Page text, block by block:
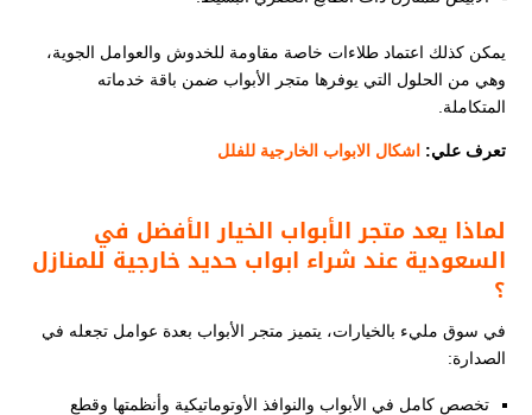
يمكن كذلك اعتماد طلاءات خاصة مقاومة للخدوش والعوامل الجوية،
وهي من الحلول التي يوفرها متجر الأبواب ضمن باقة خدماته
المتكاملة.
تعرف علي: اشكال الابواب الخارجية للفلل​
لماذا يعد متجر الأبواب الخيار الأفضل في
السعودية عند شراء ابواب حديد خارجية للمنازل
؟
في سوق مليء بالخيارات، يتميز متجر الأبواب بعدة عوامل تجعله في
الصدارة:
تخصص كامل في الأبواب والنوافذ الأوتوماتيكية وأنظمتها وقطع